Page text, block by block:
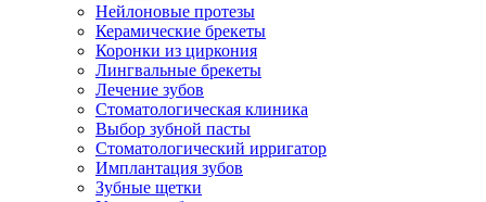
Нейлоновые протезы
Керамические брекеты
Коронки из циркония
Лингвальные брекеты
Лечение зубов
Стоматологическая клиника
Выбор зубной пасты
Стоматологический ирригатор
Имплантация зубов
Зубные щетки